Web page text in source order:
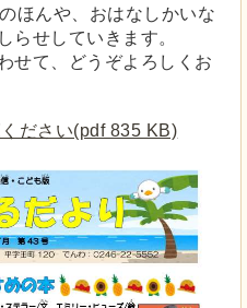
ほんや、おはなしかいな
らせしていきます。
せて、どうぞよろしくお
ださい(pdf 835 KB)